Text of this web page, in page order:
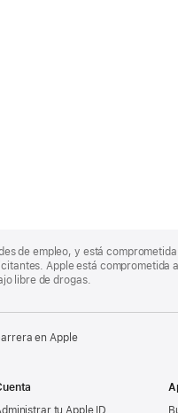
de empleo, y está
Apple está
libre de drogas.
en Apple
tu Apple ID